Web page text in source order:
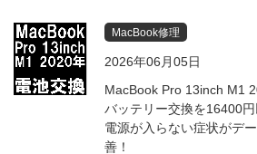
MacBook修理
2026年06月05日
MacBook Pro 13inch M1
バッテリー交換を16400円
電源が入らない症状がデ
善！